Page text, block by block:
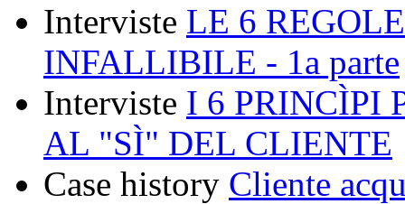
Interviste LE 6
INFALLIBILE - 1a parte
Interviste I 6 PRINCÌPI
AL "SÌ" DEL CLIENTE
Case history Cliente